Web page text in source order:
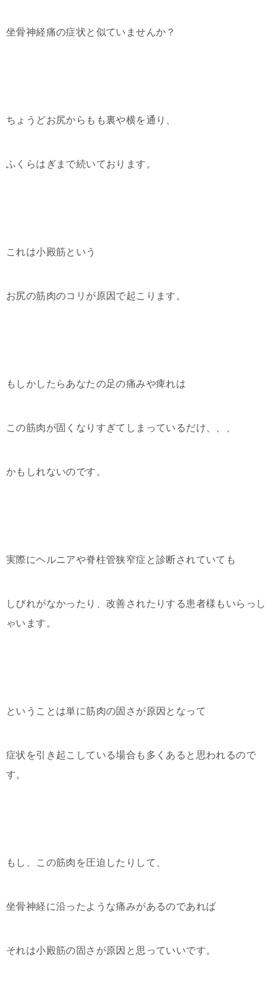
坐骨神経痛の症状と似ていませんか？
ちょうどお尻からもも裏や横を通り、
ふくらはぎまで続いております。
これは小殿筋という
お尻の筋肉のコリが原因で起こります。
もしかしたらあなたの足の痛みや痺れは
この筋肉が固くなりすぎてしまっているだけ、、、
かもしれないのです。
実際にヘルニアや脊柱管狭窄症と診断されていても
しびれがなかったり、改善されたりする患者様もいらっし
ゃいます。
ということは単に筋肉の固さが原因となって
症状を引き起こしている場合も多くあると思われるので
す。
もし、この筋肉を圧迫したりして、
坐骨神経に沿ったような痛みがあるのであれば
それは小殿筋の固さが原因と思っていいです。